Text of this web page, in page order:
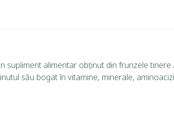
alimentar obținut din frunzele tinere
său bogat în vitamine, minerale,